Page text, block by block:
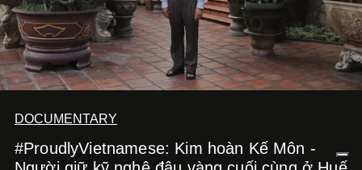
DOCUMENTARY
#ProudlyVietnamese: Kim hoàn Kế Môn -